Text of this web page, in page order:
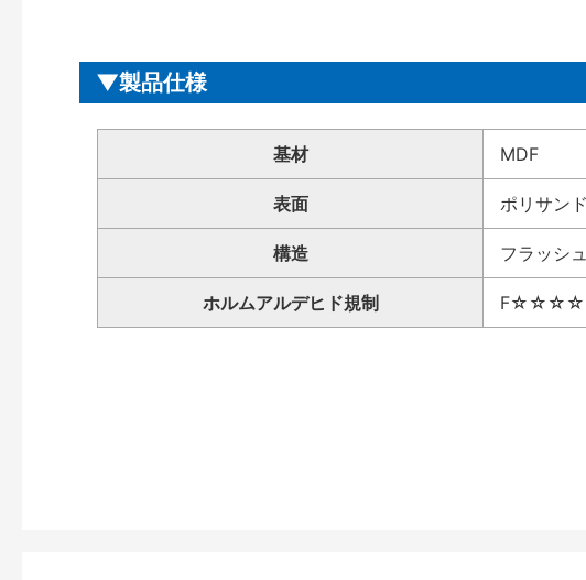
製品仕様
基材 MDF
表面 ポリサン
構造 フラッシ
ホルムアルデヒド規制 F☆☆☆☆